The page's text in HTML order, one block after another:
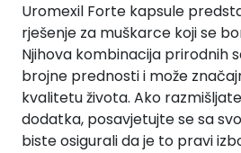
Uromexil Forte kapsule
rješenje za muškarce koji se
Njihova kombinacija prirodnih
brojne prednosti i može
kvalitetu života. Ako
dodatka, posavjetujte se sa
biste osigurali da je to pravi